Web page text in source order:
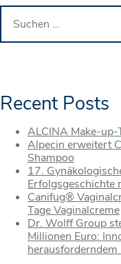
Suchen
Recent Posts
ALCINA Make-
Alpecin erweitert
Shampoo
17.
Erfolgsgeschichte
Canifug®
Tage Vaginalcreme
Dr. Wolff Group
Millionen Euro: